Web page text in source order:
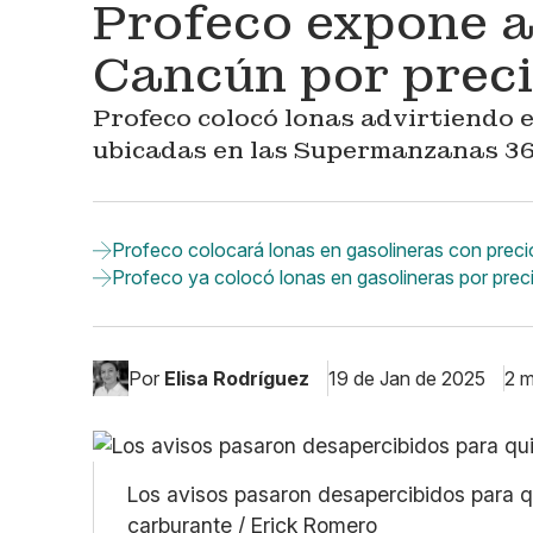
Profeco expone
Cancún por
Profeco colocó lonas advirtiendo
ubicadas en las Supermanzanas
Profeco colocará lonas en gasolineras con
Profeco ya colocó lonas en gasolineras por
Por Elisa Rodríguez 19 de Jan de 2025 2
Los avisos pasaron desapercibidos para
carburante / Erick Romero